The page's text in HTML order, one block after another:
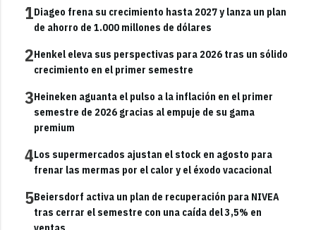
1Diageo frena su crecimiento hasta 2027 y lanza un plan
de ahorro de 1.000 millones de dólares
2Henkel eleva sus perspectivas para 2026 tras un sólido
crecimiento en el primer semestre
3Heineken aguanta el pulso a la inflación en el primer
semestre de 2026 gracias al empuje de su gama
premium
4Los supermercados ajustan el stock en agosto para
frenar las mermas por el calor y el éxodo vacacional
5Beiersdorf activa un plan de recuperación para NIVEA
tras cerrar el semestre con una caída del 3,5% en